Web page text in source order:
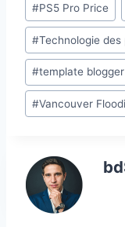
#PS5 Pro Price
#Technologie des
#template
#Vancouver